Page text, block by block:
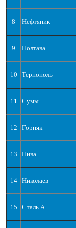
8 Нефтяник
9 Полтава
10 Тернополь
11 Сумы
12 Горняк
13 Нива
14 Николаев
15 Сталь А